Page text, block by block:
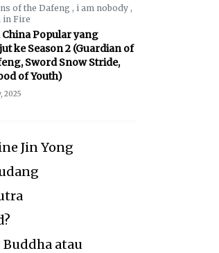
of the Dafeng , i am nobody ,
in Fire
Popular yang
ke Season 2 (Guardian of
Sword Snow Stride,
of Youth)
2025
Jin Yong
atau